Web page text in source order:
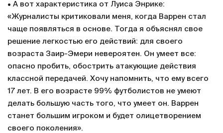
• А вот характеристика от Луиса Энрике:
«Журналисты критиковали меня, когда Варрен стал
чаще появляться в основе. Тогда я объяснял свое
решение легкостью его действий: для своего
возраста Заир-Эмери невероятен. Он умеет все:
опасно пробить, обострить атакующие действия
классной передачей. Хочу напомнить, что ему всего
17 лет. В его возрасте 99% футболистов не умеют
делать большую часть того, что умеет он. Варрен
станет большим игроком и будет олицетворением
своего поколения».